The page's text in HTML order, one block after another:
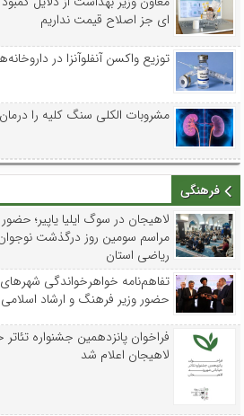
ای جز اصلاح قیمت نداریم
توزیع واکسن‌ آنفلوآنزا در
مشروبات الکلی سنگ کلیه را
فرهنگی
لاهیجان در سوگ ایلیا یاپیر؛ حضور
ریاضی استان
تفاهم‌نامه خواهرخواندگی شهرهای
حضور وزیر فرهنگ و ارشاد
فراخوان پانزدهمین جشنواره تئاتر
لاهیجان اعلام شد